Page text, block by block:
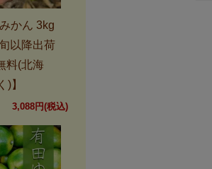
かん 3kg
以降出荷
料(北海
)】
3,088円(税込)